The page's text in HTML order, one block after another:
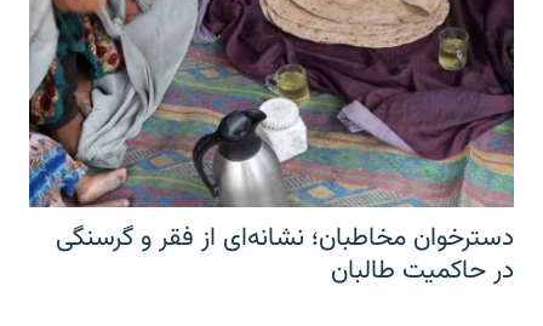
دسترخوان مخاطبان؛ نشانه‌ای از فقر و گرسنگی
در حاکمیت طالبان